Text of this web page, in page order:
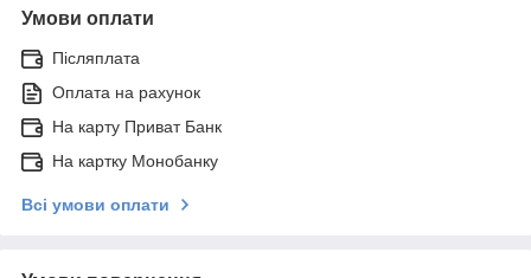
Умови оплати
Післяплата
Оплата на рахунок
На карту Приват Банк
На картку Монобанку
Всі умови оплати